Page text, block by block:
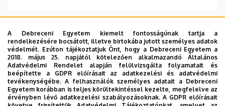
Fogadóórák: május 29, 16:00-17:00
Szakmai önéletrajz|Publikációs lista | Összes kurzus
Borus György 1995-ben doktorált, 2001-ben PhD
fokozatot szerzett, majd 2007-ben habilitált. Fő oktatási
A Debreceni Egyetem kiemelt fontosságúnak tartja a
rendelkezésére bocsátott, illetve birtokába jutott személyes adatok
védelmét. Ezúton tájékoztatjuk Önt, hogy a Debreceni Egyetem a
2018. május 25. napjától kötelezően alkalmazandó Általános
Adatvédelmi Rendelet alapján felülvizsgálta folyamatait és
beépítette a GDPR előírásait az adatkezelési és adatvédelmi
tevékenységébe. A felhasználók személyes adatait a Debreceni
Egyetem korábban is teljes körültekintéssel kezelte, megfelelve az
érvényben lévő adatkezelési szabályozásoknak. A GDPR előírásait